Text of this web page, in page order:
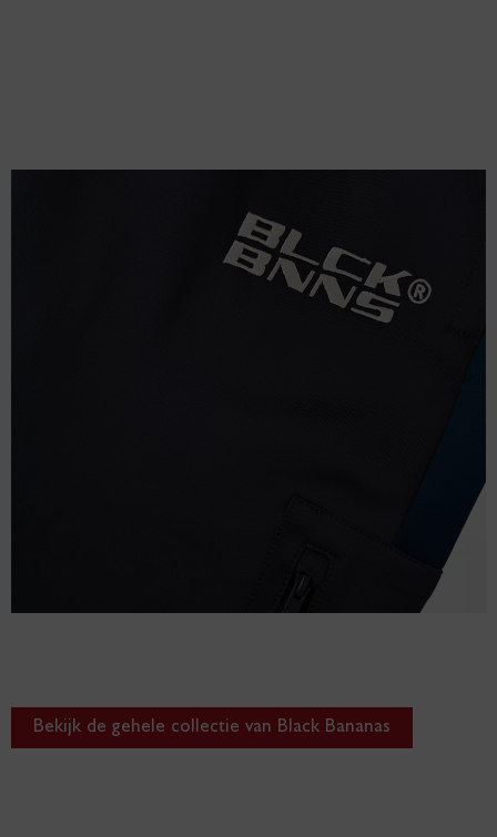
Bekijk de gehele collectie van Black Bananas